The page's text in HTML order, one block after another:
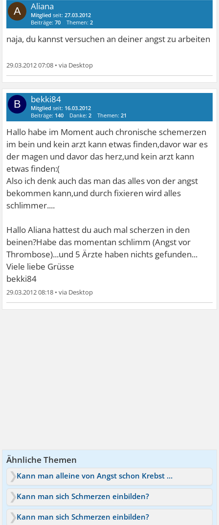
A Aliana
Mitglied seit:27.03.2012
Beiträge:70 Themen:2
naja, du kannst versuchen an deiner angst zu arbeiten
29.03.2012 07:08 •
B bekki84
Mitglied seit: 16.03.2012
Beiträge: 140 Danke:2 Themen:21
Hallo habe im Moment auch chronische schemerzen
im bein und kein arzt kann etwas finden,davor war es
der magen und davor das herz,und kein arzt kann
etwas finden:(
Also ich denk auch das man das alles von der angst
bekommen kann,und durch fixieren wird alles
schlimmer....
Hallo Aliana hattest du auch mal scherzen in den
beinen?Habe das momentan schlimm (Angst vor
Thrombose)...und 5 Ärzte haben nichts gefunden...
Viele liebe Grüsse
bekki84
29.03.2012 08:18 •
Ähnliche Themen
Kann man alleine von Angst schon Krebst bekommen?
Kann man sich Schmerzen einbilden?
Kann man sich Schmerzen einbilden?